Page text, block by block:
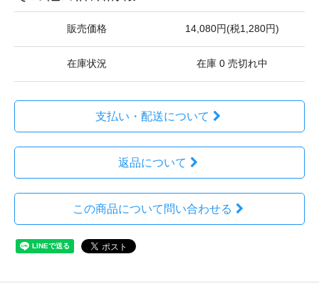
販売価格 14,080円(税1,280円)
在庫状況 在庫 0 売切れ中
支払い・配送について
返品について
この商品について問い合わせる